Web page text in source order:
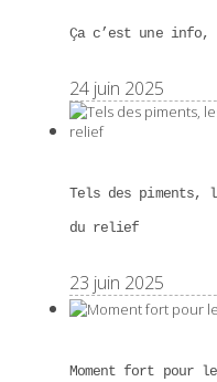
Ça c’est une info,
24 juin 2025
Tels des piments,
du relief
23 juin 2025
Moment fort pour